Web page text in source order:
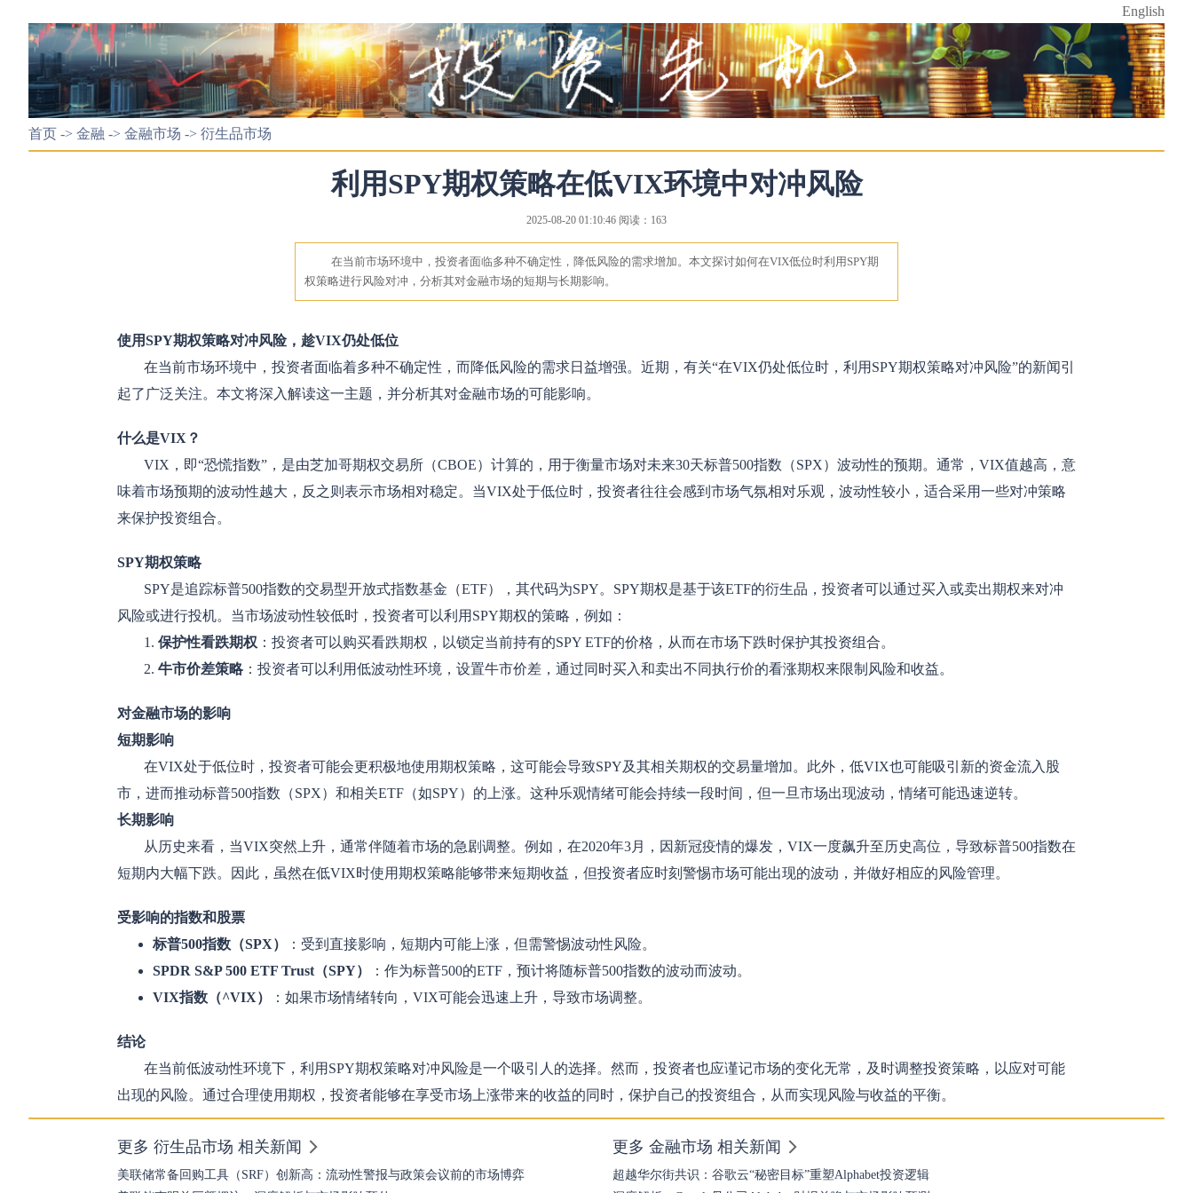
English
首页 -> 金融 -> 金融市场 -> 衍生品市场
利用SPY期权策略在低VIX环境中对冲风险
2025-08-20 01:10:46 阅读：163
在当前市场环境中，投资者面临多种不确定性，降低风险的需求增加。本文探讨如何在VIX低位时利用SPY期
权策略进行风险对冲，分析其对金融市场的短期与长期影响。
使用SPY期权策略对冲风险，趁VIX仍处低位
在当前市场环境中，投资者面临着多种不确定性，而降低风险的需求日益增强。近期，有关“在VIX仍处低位时，利用SPY期权策略对冲风险”的新闻引
起了广泛关注。本文将深入解读这一主题，并分析其对金融市场的可能影响。
什么是VIX？
VIX，即“恐慌指数”，是由芝加哥期权交易所（CBOE）计算的，用于衡量市场对未来30天标普500指数（SPX）波动性的预期。通常，VIX值越高，意
味着市场预期的波动性越大，反之则表示市场相对稳定。当VIX处于低位时，投资者往往会感到市场气氛相对乐观，波动性较小，适合采用一些对冲策略
来保护投资组合。
SPY期权策略
SPY是追踪标普500指数的交易型开放式指数基金（ETF），其代码为SPY。SPY期权是基于该ETF的衍生品，投资者可以通过买入或卖出期权来对冲
风险或进行投机。当市场波动性较低时，投资者可以利用SPY期权的策略，例如：
1. 保护性看跌期权 ：投资者可以购买看跌期权，以锁定当前持有的SPY ETF的价格，从而在市场下跌时保护其投资组合。
2. 牛市价差策略：投资者可以利用低波动性环境，设置牛市价差，通过同时买入和卖出不同执行价的看涨期权来限制风险和收益。
对金融市场的影响
短期影响
在VIX处于低位时，投资者可能会更积极地使用期权策略，这可能会导致SPY及其相关期权的交易量增加。此外，低VIX也可能吸引新的资金流入股
市，进而推动标普500指数（SPX）和相关ETF（如SPY）的上涨。这种乐观情绪可能会持续一段时间，但一旦市场出现波动，情绪可能迅速逆转。
长期影响
从历史来看，当VIX突然上升，通常伴随着市场的急剧调整。例如，在2020年3月，因新冠疫情的爆发，VIX一度飙升至历史高位，导致标普500指数在
短期内大幅下跌。因此，虽然在低VIX时使用期权策略能够带来短期收益，但投资者应时刻警惕市场可能出现的波动，并做好相应的风险管理。
受影响的指数和股票
标普500指数（SPX）
：受到直接影响，短期内可能上涨，但需警惕波动性风险。
SPDR S&P 500 ETF Trust（SPY）
：作为标普500的ETF，预计将随标普500指数的波动而波动。
VIX指数（^VIX）
：如果市场情绪转向，VIX可能会迅速上升，导致市场调整。
结论
在当前低波动性环境下，利用SPY期权策略对冲风险是一个吸引人的选择。然而，投资者也应谨记市场的变化无常，及时调整投资策略，以应对可能
出现的风险。通过合理使用期权，投资者能够在享受市场上涨带来的收益的同时，保护自己的投资组合，从而实现风险与收益的平衡。
更多 衍生品市场 相关新闻
美联储常备回购工具（SRF）创新高：流动性警报与政策会议前的市场博弈
更多 金融市场 相关新闻
超越华尔街共识：谷歌云“秘密目标”重塑Alphabet投资逻辑